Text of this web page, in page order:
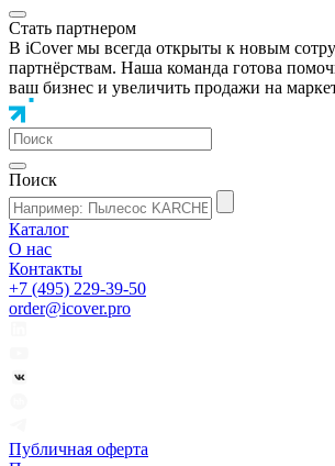
Стать партнером
В iCover мы всегда открыты к новым
партнёрствам. Наша команда готова
ваш бизнес и увеличить продажи на
Поиск
Каталог
О нас
Контакты
+7 (495) 229-39-50
order@icover.pro
Публичная оферта